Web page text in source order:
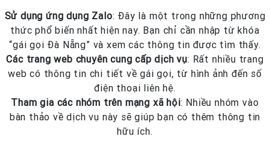
Sử dụng ứng dụng Zalo: Đây là một trong những phương
thức phổ biến nhất hiện nay. Bạn chỉ cần nhập từ khóa
“gái gọi Đà Nẵng” và xem các thông tin được tìm thấy.
Các trang web chuyên cung cấp dịch vụ: Rất nhiều trang
web có thông tin chi tiết về gái gọi, từ hình ảnh đến số
điện thoại liên hệ.
Tham gia các nhóm trên mạng xã hội: Nhiều nhóm vào
bàn thảo về dịch vụ này sẽ giúp bạn có thêm thông tin
hữu ích.